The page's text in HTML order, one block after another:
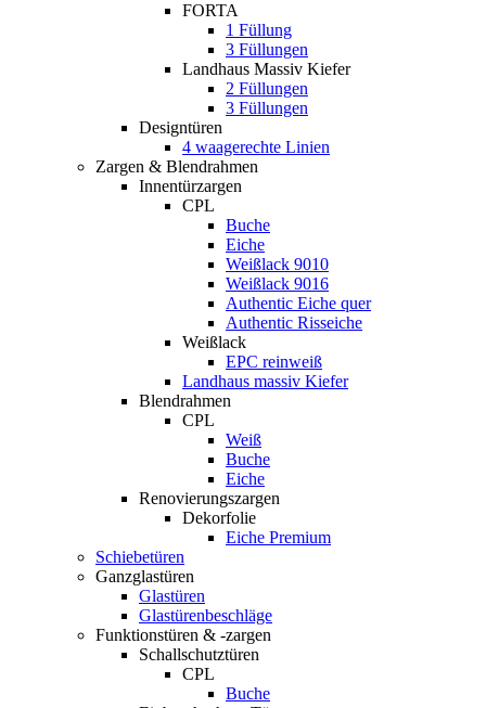
FORTA
1 Füllung
3 Füllungen
Landhaus Massiv Kiefer
2 Füllungen
3 Füllungen
Designtüren
4 waagerechte Linien
Zargen & Blendrahmen
Innentürzargen
CPL
Buche
Eiche
Weißlack 9010
Weißlack 9016
Authentic Eiche quer
Authentic Risseiche
Weißlack
EPC reinweiß
Landhaus massiv Kiefer
Blendrahmen
CPL
Weiß
Buche
Eiche
Renovierungszargen
Dekorfolie
Eiche Premium
Schiebetüren
Ganzglastüren
Glastüren
Glastürenbeschläge
Funktionstüren & -zargen
Schallschutztüren
CPL
Buche